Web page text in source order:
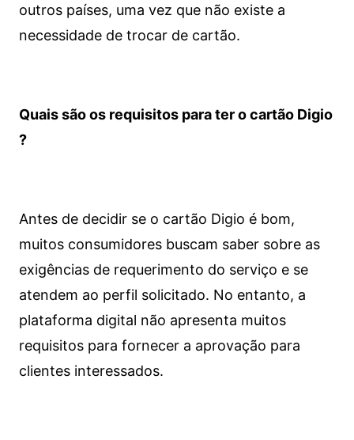
outros países, uma vez que não existe a
necessidade de trocar de cartão.
Quais são os requisitos para ter o cartão Digio
?
Antes de decidir se o cartão Digio é bom,
muitos consumidores buscam saber sobre as
exigências de requerimento do serviço e se
atendem ao perfil solicitado. No entanto, a
plataforma digital não apresenta muitos
requisitos para fornecer a aprovação para
clientes interessados.